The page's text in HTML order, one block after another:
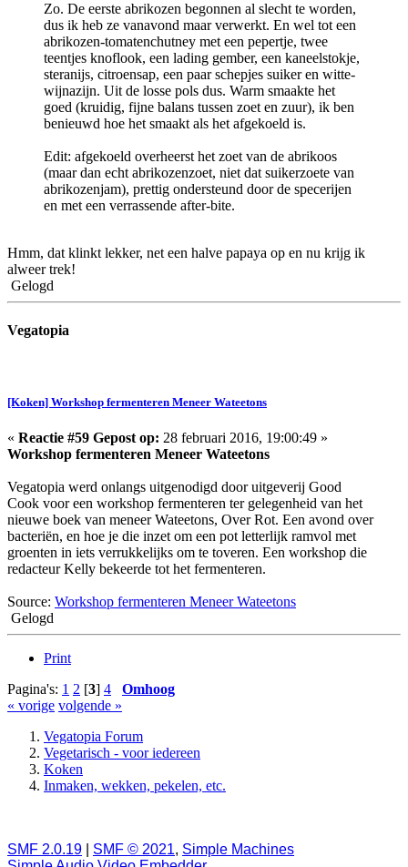
Zo. De eerste abrikozen begonnen al slecht te worden,
dus ik heb ze vanavond maar verwerkt. En wel tot een
abrikozen-tomatenchutney met een pepertje, twee
teentjes knoflook, een lading gember, een kaneelstokje,
steranijs, citroensap, een paar schepjes suiker en witte-
wijnazijn. Uit de losse pols dus. Warm smaakte het
goed (kruidig, fijne balans tussen zoet en zuur), ik ben
benieuwd hoe het smaakt als het afgekoeld is.
Edit: afgekoeld overheerst het zoet van de abrikoos
(maar dan echt abrikozenzoet, niet dat suikerzoete van
abrikozenjam), prettig ondersteund door de specerijen
en met een verrassende after-bite.
Hmm, dat klinkt lekker, net een halve papaya op en nu krijg ik
alweer trek!
Gelogd
Vegatopia
[Koken] Workshop fermenteren Meneer Wateetons
« Reactie #59 Gepost op: 28 februari 2016, 19:00:49 »
Workshop fermenteren Meneer Wateetons
Vegatopia werd onlangs uitgenodigd door uitgeverij Good
Cook voor een workshop fermenteren ter gelegenheid van het
nieuwe boek van meneer Wateetons, Over Rot. Een avond over
bacteriën, en hoe je die inzet om een pot letterlijk ramvol met
groenten in iets verrukkelijks om te toveren. Een workshop die
redacteur Kelly bekeerde tot het fermenteren.
Source: Workshop fermenteren Meneer Wateetons
Gelogd
Print
Pagina's: 1 2 [3] 4
Omhoog
« vorige volgende »
Vegatopia Forum
Vegetarisch - voor iedereen
Koken
Inmaken, wekken, pekelen, etc.
SMF 2.0.19 SMF © 2021, Simple Machines